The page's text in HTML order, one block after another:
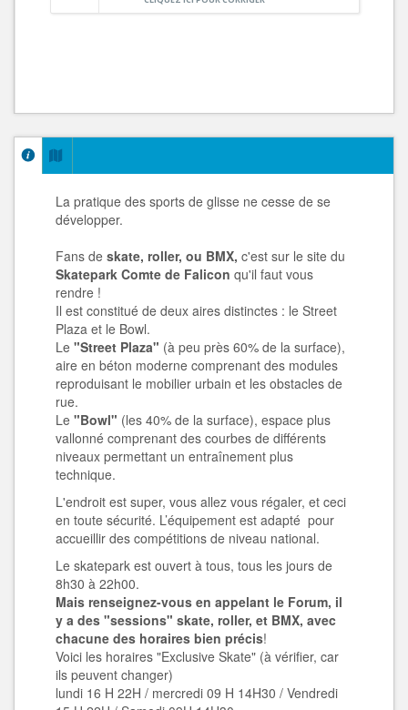
La pratique des sports de glisse ne cesse de se
développer.
Fans de skate, roller, ou BMX, c'est sur le site du
Skatepark Comte de Falicon qu'il faut vous
rendre !
Il est constitué de deux aires distinctes : le Street
Plaza et le Bowl.
Le "Street Plaza" (à peu près 60% de la surface),
aire en béton moderne comprenant des modules
reproduisant le mobilier urbain et les obstacles de
rue.
Le "Bowl" (les 40% de la surface), espace plus
vallonné comprenant des courbes de différents
niveaux permettant un entraînement plus
technique.
L'endroit est super, vous allez vous régaler, et ceci
en toute sécurité. L’équipement est adapté pour
accueillir des compétitions de niveau national.
Le skatepark est ouvert à tous, tous les jours de
8h30 à 22h00.
Mais renseignez-vous en appelant le Forum, il
y a des "sessions" skate, roller, et BMX, avec
chacune des horaires bien précis!
Voici les horaires "Exclusive Skate" (à vérifier, car
ils peuvent changer)
lundi 16 H 22H / mercredi 09 H 14H30 / Vendredi